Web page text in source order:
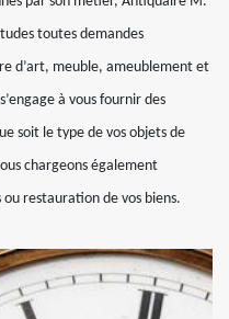
toutes demandes
d’art, meuble, ameublement et
à vous fournir des
soit le type de vos objets de
chargeons également
restauration de vos biens.